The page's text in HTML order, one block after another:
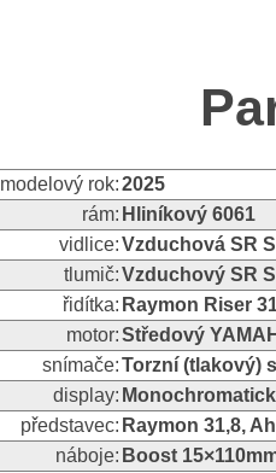
modelový rok:2025
rám: Hliníkový 6061
vidlice:Vzduchová SR
tlumič:Vzduchový SR
řidítka: Raymon Riser
motor:Středový
snímače:Torzní (tlakový)
display:
představec: Raymon 31,8,
náboje: Boost